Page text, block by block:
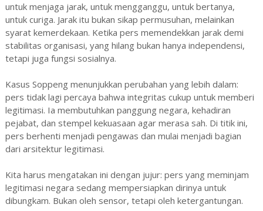
untuk menjaga jarak, untuk mengganggu, untuk bertanya,
untuk curiga. Jarak itu bukan sikap permusuhan, melainkan
syarat kemerdekaan. Ketika pers memendekkan jarak demi
stabilitas organisasi, yang hilang bukan hanya independensi,
tetapi juga fungsi sosialnya.
Kasus Soppeng menunjukkan perubahan yang lebih dalam:
pers tidak lagi percaya bahwa integritas cukup untuk memberi
legitimasi. Ia membutuhkan panggung negara, kehadiran
pejabat, dan stempel kekuasaan agar merasa sah. Di titik ini,
pers berhenti menjadi pengawas dan mulai menjadi bagian
dari arsitektur legitimasi.
Kita harus mengatakan ini dengan jujur: pers yang meminjam
legitimasi negara sedang mempersiapkan dirinya untuk
dibungkam. Bukan oleh sensor, tetapi oleh ketergantungan.